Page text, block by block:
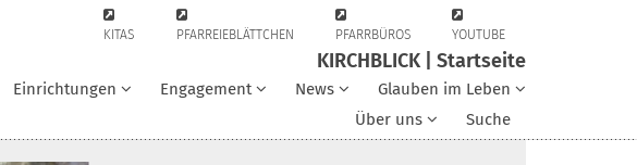
KITAS PFARREIEBLÄTTCHEN PFARRBÜROS YOUTUBE
KIRCHBLICK | Startseite
Einrichtungen Engagement News
Glauben im Leben
Über uns
Suche